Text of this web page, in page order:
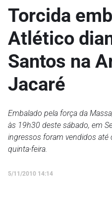
Torcida
Atlético
Santos na
Jacaré
Embalado pela força da
às 19h30 deste sábado, em
ingressos foram vendidos até
quinta-feira.
5/11/2010 14:14